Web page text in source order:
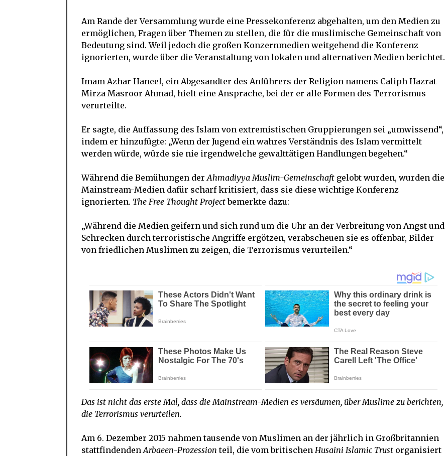
Am Rande der Versammlung wurde eine Pressekonferenz abgehalten, um den Medien zu
ermöglichen, Fragen über Themen zu stellen, die für die muslimische Gemeinschaft von
Bedeutung sind. Weil jedoch die großen Konzernmedien weitgehend die Konferenz
ignorierten, wurde über die Veranstaltung von lokalen und alternativen Medien berichtet.
Imam Azhar Haneef, ein Abgesandter des Anführers der Religion namens Caliph Hazrat
Mirza Masroor Ahmad, hielt eine Ansprache, bei der er alle Formen des Terrorismus
verurteilte.
Er sagte, die Auffassung des Islam von extremistischen Gruppierungen sei „umwissend“,
indem er hinzufügte: „Wenn der Jugend ein wahres Verständnis des Islam vermittelt
werden würde, würde sie nie irgendwelche gewalttätigen Handlungen begehen.“
Während die Bemühungen derAhmadiyya Muslim-Gemeinschaft gelobt wurden, wurden die
Mainstream-Medien dafür scharf kritisiert, dass sie diese wichtige Konferenz
ignorierten. The Free Thought Projectbemerkte dazu:
„Während die Medien geifern und sich rund um die Uhr an der Verbreitung von Angst und
Schrecken durch terroristische Angriffe ergötzen, verabscheuen sie es offenbar, Bilder
von friedlichen Muslimen zu zeigen, die Terrorismus verurteilen.“
Das ist nicht das erste Mal, dass die Mainstream-Medien es versäumen, über Muslime zu berichten,
die Terrorismus verurteilen.
Am 6. Dezember 2015 nahmen tausende von Muslimen an der jährlich in Großbritannien
stattfindendenArbaeen-Prozession teil, die vom britischen Husaini Islamic Trust organisiert